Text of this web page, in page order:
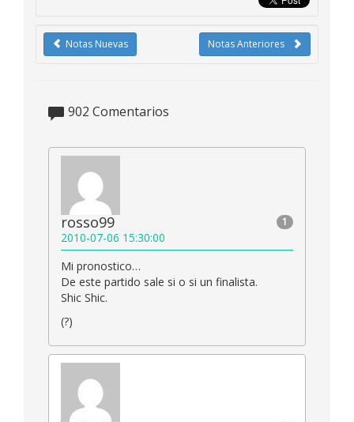
Notas Anteriores
Notas Nuevas
902 Comentarios
1
rosso99
2010-07-06 15:30:00
Mi pronostico…
De este partido sale si o si un finalista.
Shic Shic.
(?)